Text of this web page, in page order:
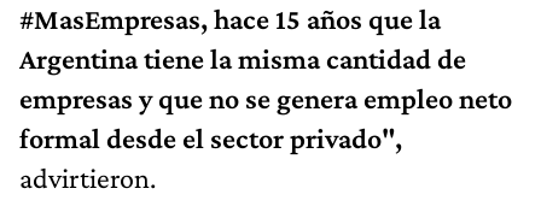
#MasEmpresas, hace 15 años que la
Argentina tiene la misma cantidad de
empresas y que no se genera empleo neto
formal desde el sector privado",
advirtieron.